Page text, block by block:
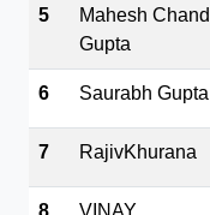
5
Mahesh Chand
Gupta
6 Saurabh Gupta
7 RajivKhurana
8 VINAY